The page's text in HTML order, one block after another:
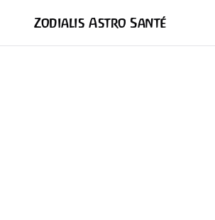
Zodialis Astro Santé